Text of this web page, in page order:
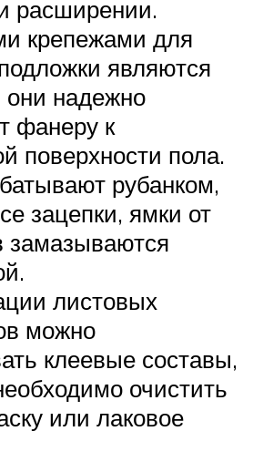
расширении.
крепежами для
являются
они надежно
фанеру к
поверхности пола.
рубанком,
зацепки, ямки от
замазываются
листовых
можно
клеевые составы,
очистить
или лаковое